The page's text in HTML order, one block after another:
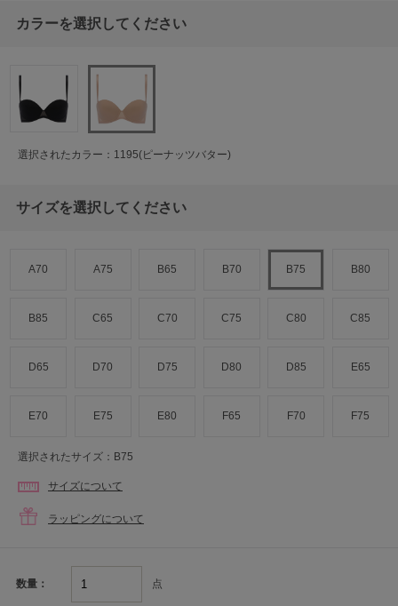
カラーを選択してください
選択されたカラー：1195(ピーナッツバター)
サイズを選択してください
A70 A75 B65 B70 B75 B80
B85 C65 C70 C75 C80 C85
D65 D70 D75 D80 D85 E65
E70 E75 E80 F65 F70 F75
選択されたサイズ：B75
サイズについて
ラッピングについて
数量： 点